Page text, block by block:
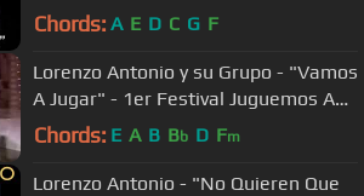
Chords: A E D C G F
Lorenzo Antonio y su Grupo - "Vamos
A Jugar" - 1er Festival Juguemos A
Cantar 1982
Chords: E A B Bb D Fm
Lorenzo Antonio - "No Quieren Que